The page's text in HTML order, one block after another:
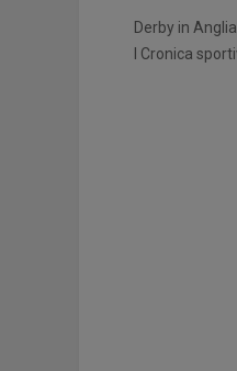
Derby in
I Cronica